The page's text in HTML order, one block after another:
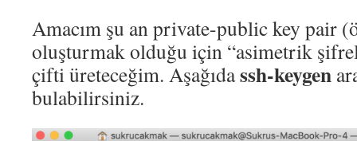
Amacım şu an private-public key pair
oluşturmak olduğu için “asimetrik
çifti üreteceğim. Aşağıdassh-keygen
bulabilirsiniz.